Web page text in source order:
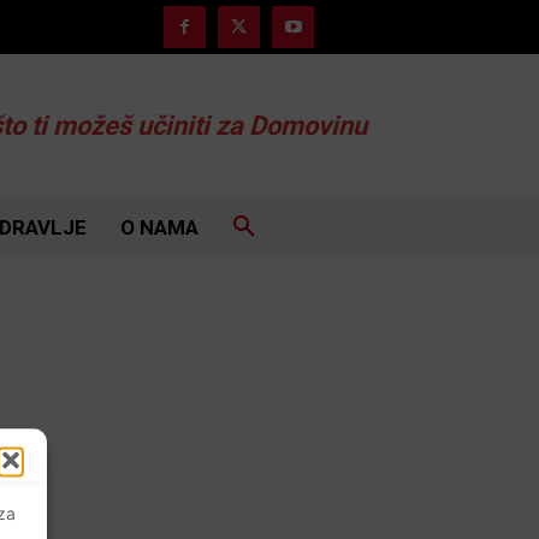
ti možeš učiniti za Domovinu
O NAMA